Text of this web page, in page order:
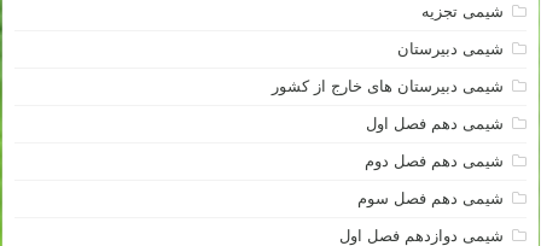
شیمی تجزیه
شیمی دبیرستان
شیمی دبیرستان های خارج از کشور
شیمی دهم فصل اول
شیمی دهم فصل دوم
شیمی دهم فصل سوم
شیمی دوازدهم فصل اول